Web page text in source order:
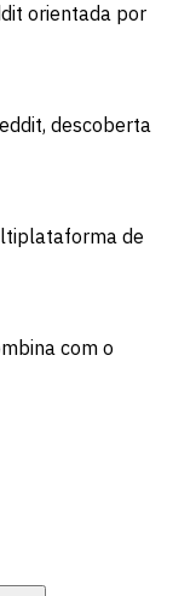
orientada por
descoberta
de
com o